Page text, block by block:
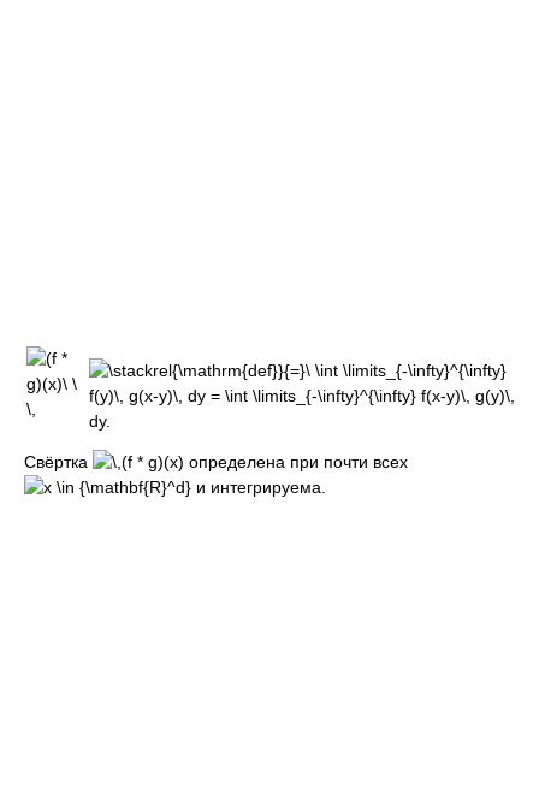
Свёртка
определена при почти всех
и интегрируема.